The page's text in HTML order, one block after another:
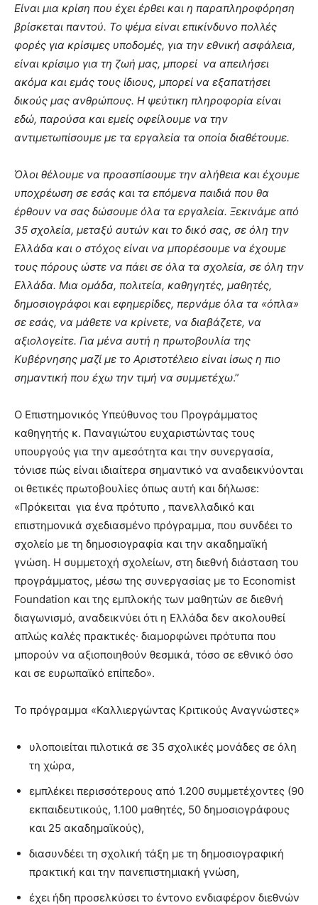
Είναι μια κρίση που έχει έρθει και η παραπληροφόρηση
βρίσκεται παντού. Το ψέμα είναι επικίνδυνο πολλές
φορές για κρίσιμες υποδομές, για την εθνική ασφάλεια,
είναι κρίσιμο για τη ζωή μας, μπορεί να απειλήσει
ακόμα και εμάς τους ίδιους, μπορεί να εξαπατήσει
δικούς μας ανθρώπους. Η ψεύτικη πληροφορία είναι
εδώ, παρούσα και εμείς οφείλουμε να την
αντιμετωπίσουμε με τα εργαλεία τα οποία διαθέτουμε.
Όλοι θέλουμε να προασπίσουμε την αλήθεια και έχουμε
υποχρέωση σε εσάς και τα επόμενα παιδιά που θα
έρθουν να σας δώσουμε όλα τα εργαλεία. Ξεκινάμε από
35 σχολεία, μεταξύ αυτών και το δικό σας, σε όλη την
Ελλάδα και ο στόχος είναι να μπορέσουμε να έχουμε
τους πόρους ώστε να πάει σε όλα τα σχολεία, σε όλη την
Ελλάδα. Μια ομάδα, πολιτεία, καθηγητές, μαθητές,
δημοσιογράφοι και εφημερίδες, περνάμε όλα τα «όπλα»
σε εσάς, να μάθετε να κρίνετε, να διαβάζετε, να
αξιολογείτε. Για μένα αυτή η πρωτοβουλία της
Κυβέρνησης μαζί με το Αριστοτέλειο είναι ίσως η πιο
σημαντική που έχω την τιμή να συμμετέχω.”
Ο Επιστημονικός Υπεύθυνος του Προγράμματος
καθηγητής κ. Παναγιώτου ευχαριστώντας τους
υπουργούς για την αμεσότητα και την συνεργασία,
τόνισε πώς είναι ιδιαίτερα σημαντικό να αναδεικνύονται
οι θετικές πρωτοβουλίες όπως αυτή και δήλωσε:
«Πρόκειται για ένα πρότυπο , πανελλαδικό και
επιστημονικά σχεδιασμένο πρόγραμμα, που συνδέει το
σχολείο με τη δημοσιογραφία και την ακαδημαϊκή
γνώση. Η συμμετοχή σχολείων, στη διεθνή διάσταση του
προγράμματος, μέσω της συνεργασίας με το Economist
Foundation και της εμπλοκής των μαθητών σε διεθνή
διαγωνισμό, αναδεικνύει ότι η Ελλάδα δεν ακολουθεί
απλώς καλές πρακτικές· διαμορφώνει πρότυπα που
μπορούν να αξιοποιηθούν θεσμικά, τόσο σε εθνικό όσο
και σε ευρωπαϊκό επίπεδο».
Το πρόγραμμα «Καλλιεργώντας Κριτικούς Αναγνώστες»
υλοποιείται πιλοτικά σε 35 σχολικές μονάδες σε όλη
τη χώρα,
εμπλέκει περισσότερους από 1.200 συμμετέχοντες (90
εκπαιδευτικούς, 1.100 μαθητές, 50 δημοσιογράφους
και 25 ακαδημαϊκούς),
διασυνδέει τη σχολική τάξη με τη δημοσιογραφική
πρακτική και την πανεπιστημιακή γνώση,
έχει ήδη προσελκύσει το έντονο ενδιαφέρον διεθνών